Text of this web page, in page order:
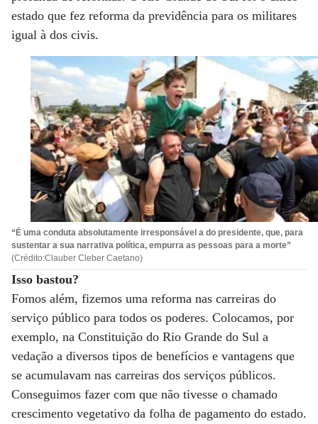
estado que fez reforma da previdência para os militares
igual à dos civis.
“É uma conduta absolutamente irresponsável a do presidente, que, para
sustentar a sua narrativa política, empurra as pessoas para a morte”
(Crédito:Clauber Cleber Caetano)
Isso bastou?
Fomos além, fizemos uma reforma nas carreiras do
serviço público para todos os poderes. Colocamos, por
exemplo, na Constituição do Rio Grande do Sul a
vedação a diversos tipos de benefícios e vantagens que
se acumulavam nas carreiras dos serviços públicos.
Conseguimos fazer com que não tivesse o chamado
crescimento vegetativo da folha de pagamento do estado.